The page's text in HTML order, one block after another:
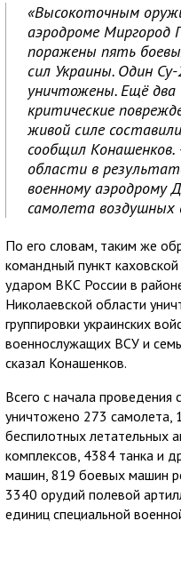
«Высокоточным
аэродроме Миргород
поражены пять
сил Украины. Один
уничтожены. Ещё два
критические
живой силе
сообщил
области в
военному аэродрому
самолета воздушных
По его словам, таким же
командный пункт
ударом ВКС России в
Николаевской области
группировки украинских
военнослужащих ВСУ и
сказал Конашенков.
Всего с начала проведения
уничтожено 273 самолета,
беспилотных летательных
комплексов, 4384 танка и
машин, 819 боевых машин
3340 орудий полевой
единиц специальной